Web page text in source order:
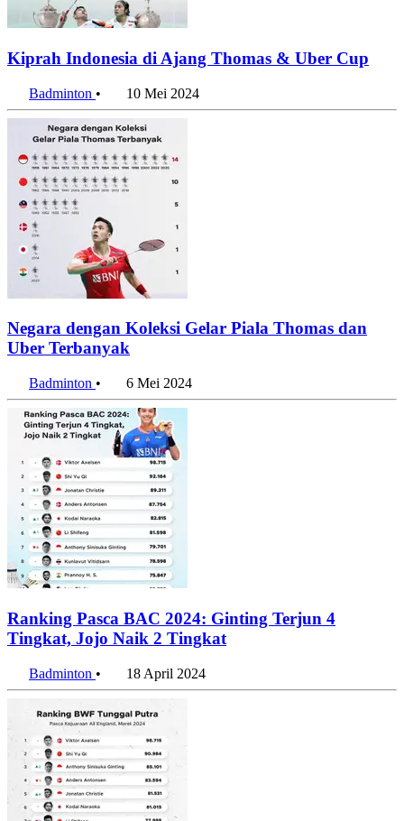
Kiprah Indonesia di Ajang Thomas & Uber Cup
Badminton • 10 Mei 2024
Negara dengan Koleksi Gelar Piala Thomas dan
Uber Terbanyak
Badminton • 6 Mei 2024
Ranking Pasca BAC 2024: Ginting Terjun 4
Tingkat, Jojo Naik 2 Tingkat
Badminton • 18 April 2024